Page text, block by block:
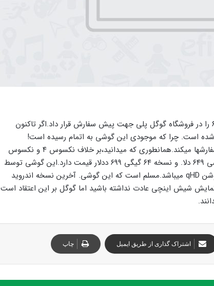
همان گونه که انتظار میرفت،گوگل امروز نکسوس ۶ را در فروشگاه گوگل پلی جهت پیش سفارش قرار داد.اگر تاکنون
شده است. چرا که موجودی این گوشی به اتمام رسیده است!
گوگل در. تاریخ ۲۱ نوامبر. شروع به تحویل پیش سفارشها میکند.همانطوری که میدانید،بر خلاف نکسوس ۴ و نکسوس
۶،دارای قیمت بالایی. است.مدل ۳۲ گیگ این گوشی ۶۴۹ دلا. و نسخه ۶۴ گیگی ۶۹۹ ددلار قیمت دارد.این گوشی توسط
موتورولا ساخته شده است و صفحه آن دارای رزولوشن qHD میباشد.مسلم است که این گوشی. آخرین نسخه اندروید
شیش اینچی عادت نداشته باشید اما گوگل بر این اعتقاد است
اشتراک گذاری از طریق ایمیل چاپ